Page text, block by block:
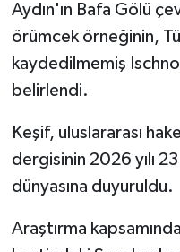
Aydın'ın Bafa Gölü
örümcek örneğinin,
kaydedilmemiş
belirlendi.
Keşif, uluslararası
dergisinin 2026 yılı
dünyasına duyuruldu.
Araştırma